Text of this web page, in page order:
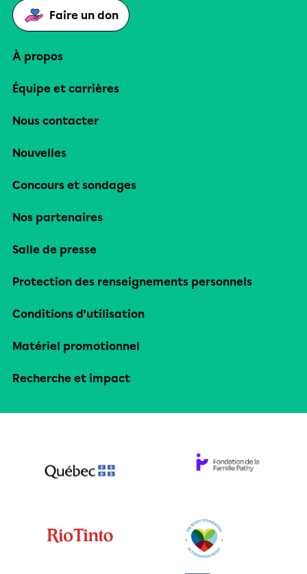
Faire un don
À propos
Équipe et carrières
Nous contacter
Nouvelles
Concours et sondages
Nos partenaires
Salle de presse
Protection des renseignements personnels
Conditions d’utilisation
Matériel promotionnel
Recherche et impact